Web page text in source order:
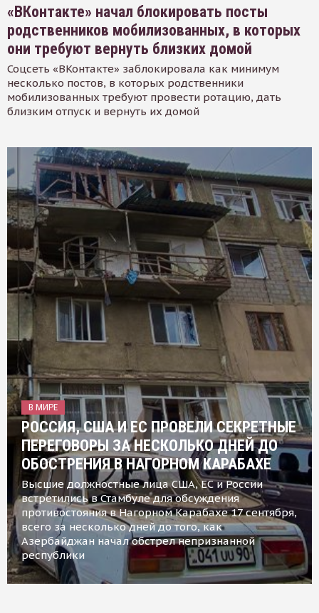
«ВКонтакте» начал блокировать посты
родственников мобилизованных, в которых
они требуют вернуть близких домой
Соцсеть «ВКонтакте» заблокировала как минимум
несколько постов, в которых родственники
мобилизованных требуют провести ротацию, дать
близким отпуск и вернуть их домой
В МИРЕ
РОССИЯ, США И ЕС ПРОВЕЛИ СЕКРЕТНЫЕ
ПЕРЕГОВОРЫ ЗА НЕСКОЛЬКО ДНЕЙ ДО
ОБОСТРЕНИЯ В НАГОРНОМ КАРАБАХЕ
Высшие должностные лица США, ЕС и России
встретились в Стамбуле для обсуждения
противостояния в Нагорном Карабахе 17 сентября,
всего за несколько дней до того, как
Азербайджан начал обстрел непризнанной
республики